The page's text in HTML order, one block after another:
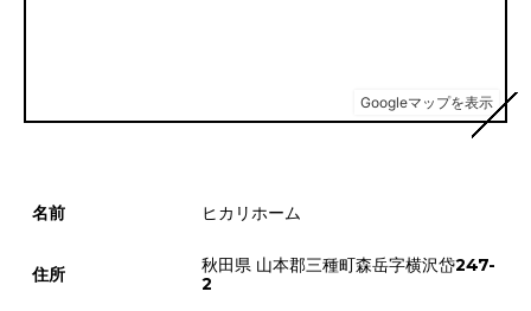
名前 ヒカリホーム
住所
秋田県 山本郡三種町森岳字横沢岱247-
2